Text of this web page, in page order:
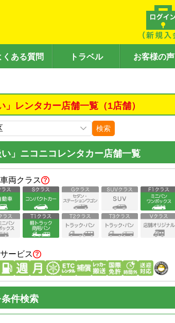
くある質問 トラベル お客様の声
レンタカー店舗一覧（1店舗）
検索
」ニコニコレンタカー店舗一覧
両クラス
ービス
件検索